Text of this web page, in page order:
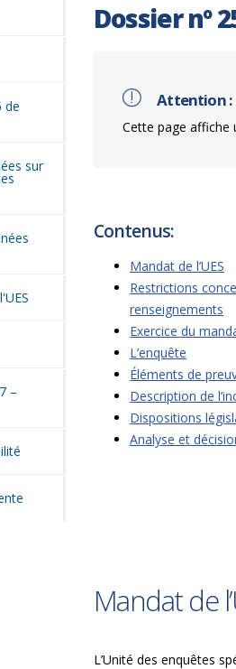
de
sur
l'UES
–
Dossier nº
Attention :
Cette page affiche
Contenus:
Mandat de l’UES
Restrictions
renseignements
Exercice du
L’enquête
Éléments de
Description de
Dispositions
Analyse et
Mandat de
L’Unité des enquêtes